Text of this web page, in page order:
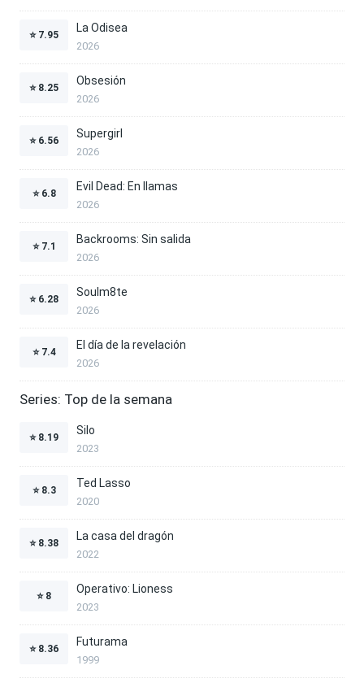
⭐ 7.95
La Odisea
2026
⭐ 8.25
Obsesión
2026
⭐ 6.56
Supergirl
2026
⭐ 6.8
Evil Dead: En llamas
2026
⭐ 7.1
Backrooms: Sin salida
2026
⭐ 6.28
Soulm8te
2026
⭐ 7.4
El día de la revelación
2026
Series: Top de la semana
⭐ 8.19
Silo
2023
⭐ 8.3
Ted Lasso
2020
⭐ 8.38
La casa del dragón
2022
⭐ 8
Operativo: Lioness
2023
⭐ 8.36
Futurama
1999